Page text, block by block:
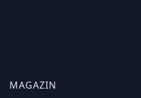
MAGAZIN